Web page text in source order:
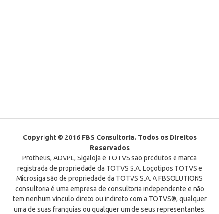
Copyright © 2016 FBS Consultoria. Todos os Direitos
Reservados
Protheus, ADVPL, Sigaloja e TOTVS são produtos e marca
registrada de propriedade da TOTVS S.A. Logotipos TOTVS e
Microsiga são de propriedade da TOTVS S.A. A FBSOLUTIONS
consultoria é uma empresa de consultoria independente e não
tem nenhum vínculo direto ou indireto com a TOTVS®, qualquer
uma de suas franquias ou qualquer um de seus representantes.